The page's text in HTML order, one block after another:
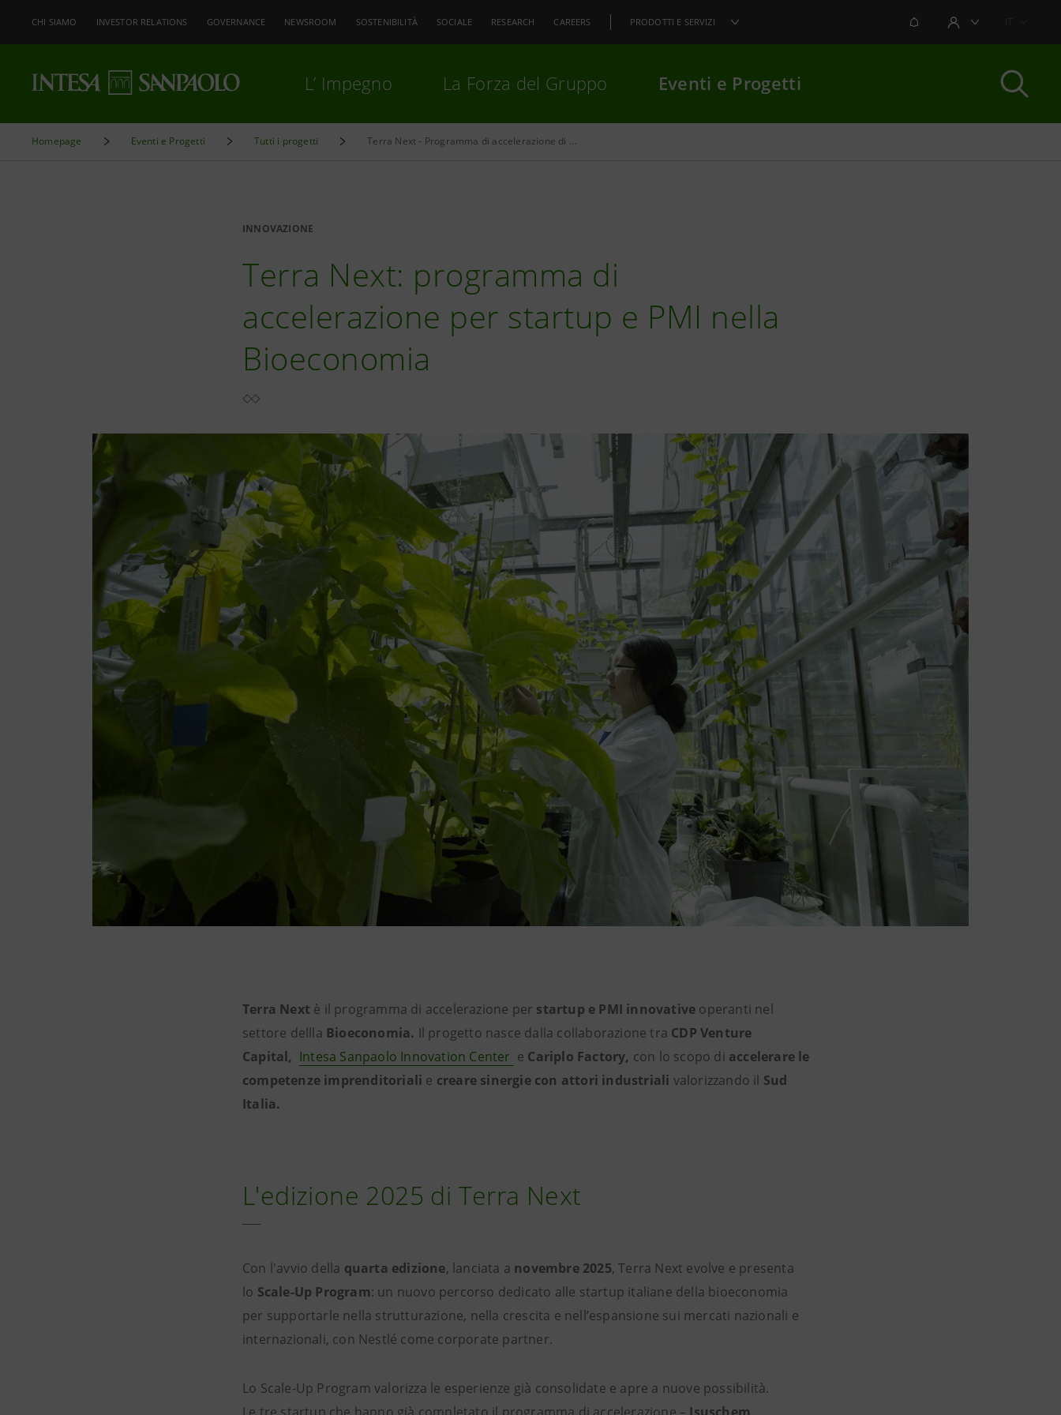
CHI SIAMO INVESTOR RELATIONS GOVERNANCE NEWSROOM SOSTENIBILITÀ SOCIALE RESEARCH CAREERS PRODOTTI E SERVIZI NOTIFICHEAREA UTENTE
L’ Impegno La Forza del Gruppo Eventi e Progetti
Homepage Eventi e Progetti Tutti i progetti Terra Next - Programma di accelerazione di start up
INNOVAZIONE
Terra Next: programma di
accelerazione per startup e PMI nella
Bioeconomia
Terra Next è il programma di accelerazione per startup e PMI innovative operanti nel
settore dellla Bioeconomia. Il progetto nasce dalla collaborazione tra CDP Venture
Capital, Intesa Sanpaolo Innovation Center e Cariplo Factory, con lo scopo di accelerare le
competenze imprenditoriali e creare sinergie con attori industriali valorizzando il Sud
Italia.
L'edizione 2025 di Terra Next
Con l'avvio della quarta edizione, lanciata a novembre 2025, Terra Next evolve e presenta
lo Scale-Up Program: un nuovo percorso dedicato alle startup italiane della bioeconomia
per supportarle nella strutturazione, nella crescita e nell’espansione sui mercati nazionali e
internazionali, con Nestlé come corporate partner.
Lo Scale-Up Program valorizza le esperienze già consolidate e apre a nuove possibilità.